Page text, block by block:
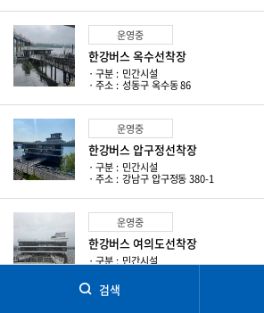
운영중
한강버스 옥수선착장
· 구분 : 민간시설
· 주소 : 성동구 옥수동 86
운영중
한강버스 압구정선착장
· 구분 : 민간시설
· 주소 : 강남구 압구정동 380-1
운영중
한강버스 여의도선착장
· 구분 : 민간시설
검색
250m